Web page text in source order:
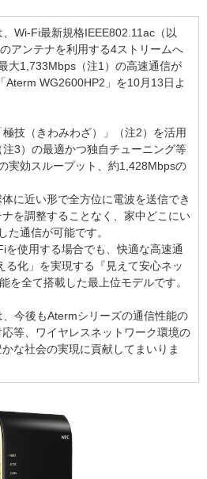
Wi-Fi最新規格IEEE802.11ac（以
アンテナを利用する4ストリームへ
大1,733Mbps（注1）の高速通信が
Aterm WG2600HP2」を10月13日よ
技（きわみわざ）」（注2）を活用
3）の最適かつ独自チューニング等
実効スループット、約1,428Mbpsの
に近い形で全方位に電波を送信でき
を調整することなく、家中どこにい
た通信が可能です。
を使用する場合でも、快適な高速通
る化」を実現する『見えて安心ネッ
を全て搭載した最上位モデルです。
今後もAtermシリーズの通信性能の
等、ワイヤレスネットワーク環境の
な社会の実現に貢献してまいりま